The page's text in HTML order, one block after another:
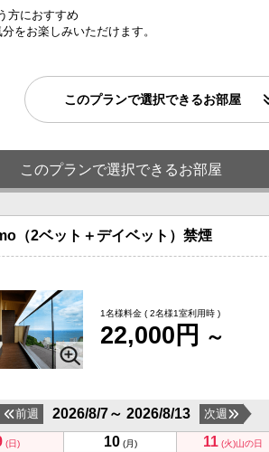
方におすすめ
をお楽しみいただけます。
このプランで選択できるお部屋
このプランで選択できるお部屋
（2ベット＋デイベット）禁煙
1名様料金 ( 2名様1室利用時 )
22,000円 ～
2026/8/7～ 2026/8/13
前週 次週
(日) 10 (月) 11 (火)山の日